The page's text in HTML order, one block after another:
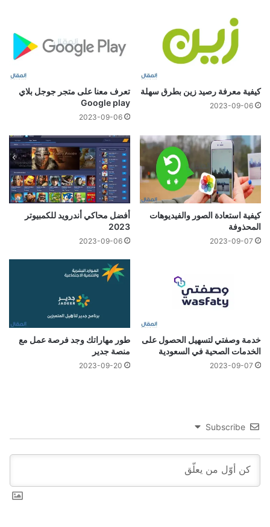
كيفية معرفة رصيد زين بطرق سهلة
2023-09-06
تعرف معنا على متجر جوجل بلاي
Google play
2023-09-06
كيفية استعادة الصور والفيديوهات
المحذوفة
2023-09-07
أفضل محاكي أندرويد للكمبيوتر
2023
2023-09-06
خدمة وصفتي لتسهيل الحصول على
الخدمات الصحية في السعودية
2023-09-07
طور مهاراتك وجد فرصة عمل مع
منصة جدير
2023-09-20
Subscribe